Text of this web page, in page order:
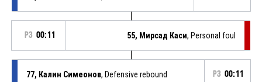
P3 00:11 55, Мирсад Каси, Personal foul
77, Калин Симеонов, Defensive rebound P3 00:11